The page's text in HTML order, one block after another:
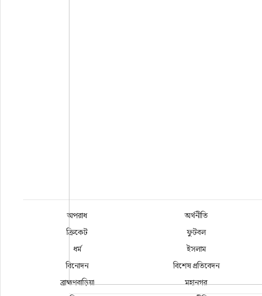
অপরাধ অর্থনীতি
ক্রিকেট
ফুটবল
ধর্ম
ইসলাম
বিনোদন
বিশেষ প্রতিবেদন
ব্রাহ্মণবাড়িয়া
মহানগর